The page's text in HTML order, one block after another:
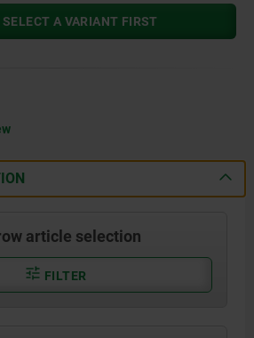
SELECT A VARIANT FIRST
article selection
FILTER